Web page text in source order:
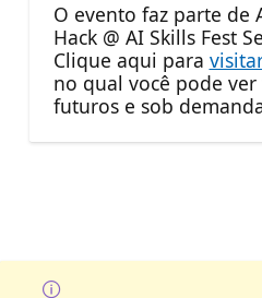
O evento faz parte de
Hack @ AI Skills Fest
Clique aqui para
no qual você pode
futuros e sob